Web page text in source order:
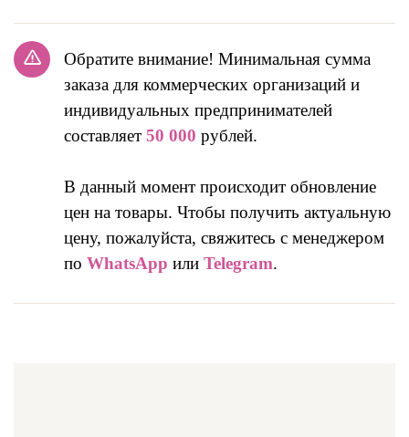
Обратите внимание! Минимальная сумма
заказа для коммерческих организаций и
индивидуальных предпринимателей
составляет 50 000 рублей.
В данный момент происходит обновление
цен на товары. Чтобы получить актуальную
цену, пожалуйста, свяжитесь с менеджером
по WhatsApp или Telegram.